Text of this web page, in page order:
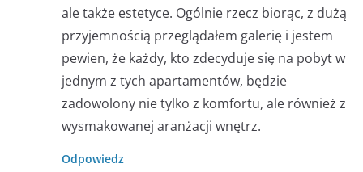
ale także estetyce. Ogólnie rzecz biorąc, z dużą
przyjemnością przeglądałem galerię i jestem
pewien, że każdy, kto zdecyduje się na pobyt w
jednym z tych apartamentów, będzie
zadowolony nie tylko z komfortu, ale również z
wysmakowanej aranżacji wnętrz.
Odpowiedz